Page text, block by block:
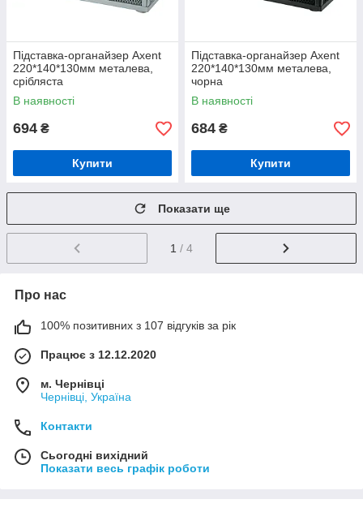
Підставка-органайзер Axent
220*140*130мм металева,
срібляста
В наявності
694 ₴
Купити
Підставка-органайзер Axent
220*140*130мм металева,
чорна
В наявності
684 ₴
Купити
Показати ще
1 / 4
Про нас
100% позитивних з 107 відгуків за рік
Працює з 12.12.2020
м. Чернівці
Чернівці, Україна
Контакти
Сьогодні вихідний
Показати весь графік роботи